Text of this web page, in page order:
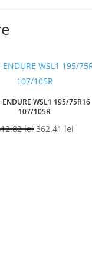
WSL1 195/75R16
107/105R
lei Prețul
362.41 leiPrețul